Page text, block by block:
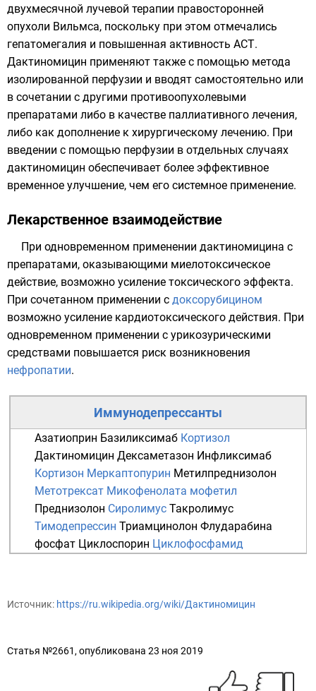
двухмесячной лучевой терапии правосторонней
опухоли Вильмса, поскольку при этом отмечались
гепатомегалия и повышенная активность АСТ.
Дактиномицин применяют также с помощью метода
изолированной перфузии и вводят самостоятельно или
в сочетании с другими противоопухолевыми
препаратами либо в качестве паллиативного лечения,
либо как дополнение к хирургическому лечению. При
введении с помощью перфузии в отдельных случаях
дактиномицин обеспечивает более эффективное
временное улучшение, чем его системное применение.
Лекарственное взаимодействие
При одновременном применении дактиномицина с
препаратами, оказывающими миелотоксическое
действие, возможно усиление токсического эффекта.
При сочетанном применении с доксорубицином
возможно усиление кардиотоксического действия. При
одновременном применении с урикозурическими
средствами повышается риск возникновения
нефропатии.
Иммунодепрессанты
Азатиоприн Базиликсимаб Кортизол
Дактиномицин Дексаметазон Инфликсимаб
Кортизон Меркаптопурин Метилпреднизолон
Метотрексат Микофенолата мофетил
Преднизолон Сиролимус Такролимус
Тимодепрессин Триамцинолон Флударабина
фосфат Циклоспорин Циклофосфамид
Источник: https://ru.wikipedia.org/wiki/Дактиномицин
Статья №2661, опубликована 23 ноя 2019